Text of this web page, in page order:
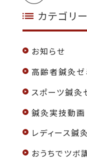
カテゴリー
お知らせ
高齢者鍼灸ゼ
スポーツ鍼灸
鍼灸実技動画
レディース鍼
おうちでツボ